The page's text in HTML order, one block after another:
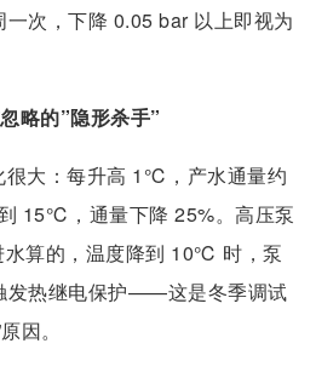
次，下降 0.05 bar 以上即视为
略的”隐形杀手”
很大：每升高 1℃，产水通量约
15℃，通量下降 25%。高压泵
算的，温度降到 10℃ 时，泵
发热继电保护——这是冬季调试
因。